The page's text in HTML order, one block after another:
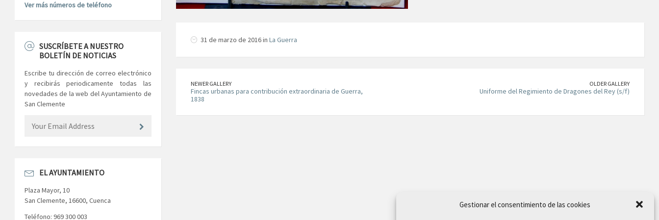
Gestionar el consentimiento de las cookies
31 de marzo de 2016 in La Guerra
NEWER GALLERY
Fincas urbanas para contribución extraordinaria de Guerra,
1838
OLDER GALLERY
Uniforme del Regimiento de Dragones del Rey (s/f)
Ver más números de teléfono
SUSCRÍBETE A NUESTRO
BOLETÍN DE NOTICIAS
Escribe tu dirección de correo electrónico
y recibirás periodicamente todas las
novedades de la web del Ayuntamiento de
San Clemente
EL AYUNTAMIENTO
Plaza Mayor, 10
San Clemente, 16600, Cuenca
Teléfono: 969 300 003